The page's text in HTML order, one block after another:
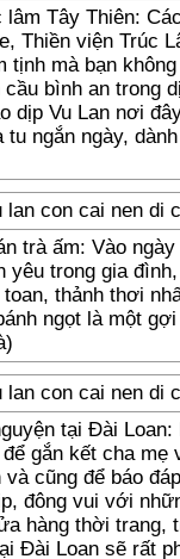
Tây Thiên:
Thiền viện Trúc
tịnh mà bạn
bình an trong
dịp Vu Lan nơi
ngắn ngày,
trà ấm: Vào ngày
yêu trong gia
thảnh thơi
ngọt là một
tại Đài Loan:
gắn kết cha mẹ
cũng để báo
đông vui với
hàng thời trang,
Đài Loan sẽ rất